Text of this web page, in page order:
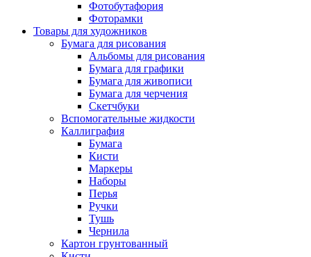
Фотобутафория
Фоторамки
Товары для художников
Бумага для рисования
Альбомы для рисования
Бумага для графики
Бумага для живописи
Бумага для черчения
Скетчбуки
Вспомогательные жидкости
Каллиграфия
Бумага
Кисти
Маркеры
Наборы
Перья
Ручки
Тушь
Чернила
Картон грунтованный